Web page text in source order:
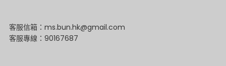
客服信箱：ms.bun.hk@gmail.com
客服專線：90167687